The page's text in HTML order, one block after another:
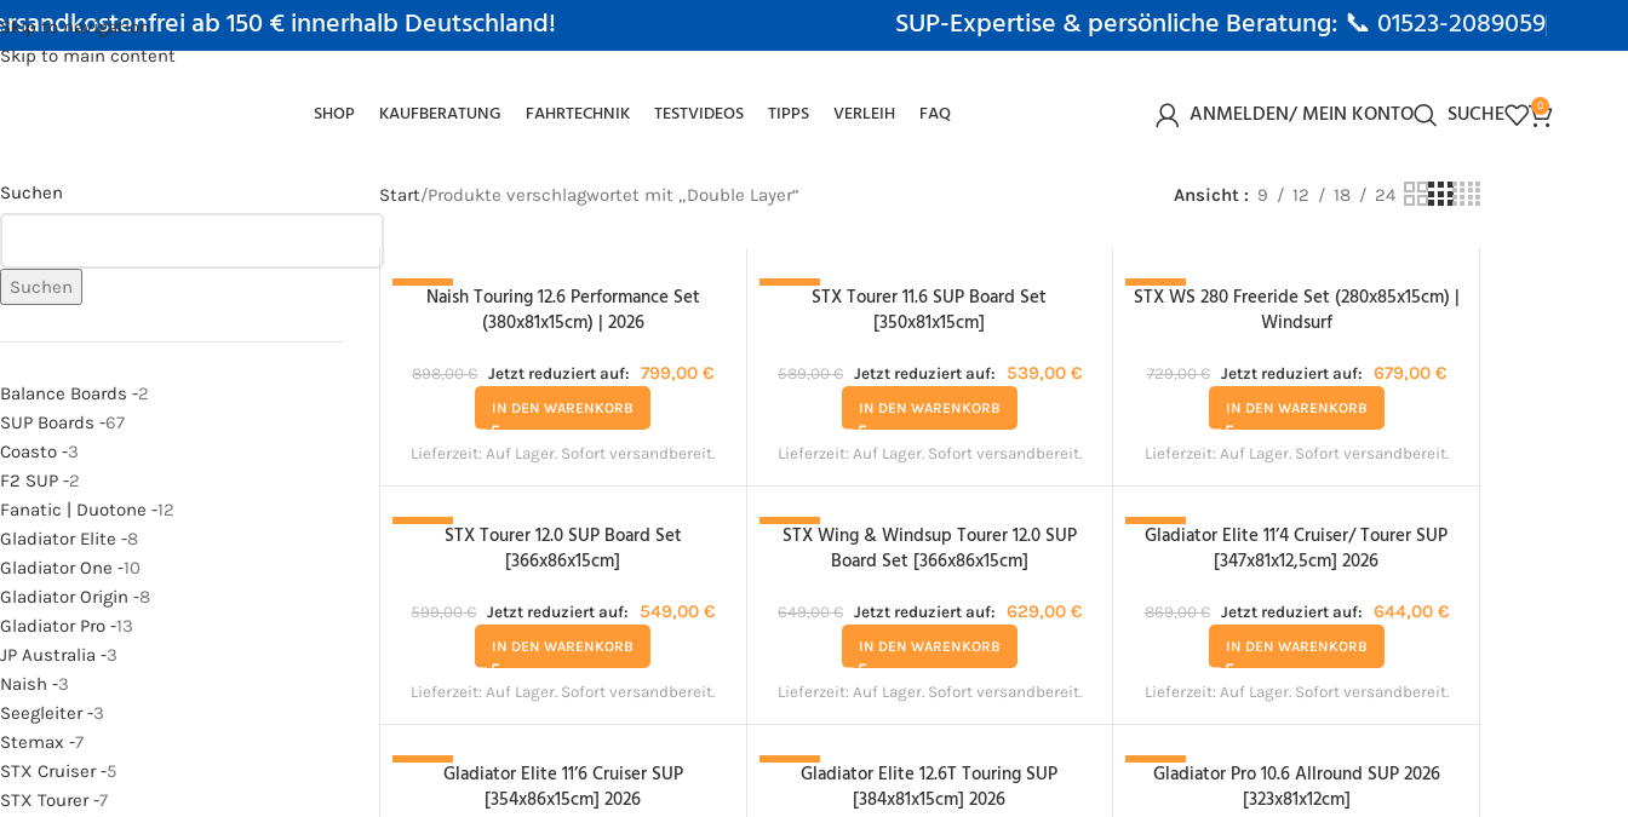
Skip to navigation
Skip to main content
ab 150 € innerhalb Deutschland! SUP-Expertise & persönliche Beratung: 📞 01523-2089059
SHOP KAUFBERATUNG FAHRTECHNIK TESTVIDEOS TIPPS VERLEIH FAQ ANMELDEN/ MEIN KONTO SUCHE 0
Suchen
Suchen
Balance Boards -2
SUP Boards -67
Coasto -3
F2 SUP -2
Fanatic | Duotone -12
Gladiator Elite -8
Gladiator One -10
Gladiator Origin -8
Gladiator Pro -13
JP Australia -3
Naish -3
Seegleiter -3
Stemax -7
STX Cruiser -5
STX Tourer -7
Start Produkte verschlagwortet mit „Double Layer“ Ansicht 9 12 18 24
-11%Naish Touring 12.6 Performance Set
(380x81x15cm) | 2026
898,00€ Jetzt reduziert auf: 799,00€
IN DEN WARENKORB
Lieferzeit: Auf Lager. Sofort versandbereit.
STX Tourer 11.6 SUP Board Set
[350x81x15cm]
589,00€ Jetzt reduziert auf: 539,00 €
IN DEN WARENKORB
Lieferzeit: Auf Lager. Sofort versandbereit.
-7%
STX WS 280 Freeride Set (280x85x15cm) |
Windsurf
729,00€ Jetzt reduziert auf: 679,00 €
IN DEN WARENKORB
Lieferzeit: Auf Lager. Sofort versandbereit.
STX Tourer 12.0 SUP Board Set
[366x86x15cm]
599,00€ Jetzt reduziert auf: 549,00€
IN DEN WARENKORB
Lieferzeit: Auf Lager. Sofort versandbereit.
-3%
STX Wing & Windsup Tourer 12.0 SUP
Board Set [366x86x15cm]
649,00€ Jetzt reduziert auf: 629,00 €
IN DEN WARENKORB
Lieferzeit: Auf Lager. Sofort versandbereit.
-26%
Gladiator Elite 11’4 Cruiser/ Tourer SUP
[347x81x12,5cm] 2026
869,00€ Jetzt reduziert auf: 644,00 €
IN DEN WARENKORB
Lieferzeit: Auf Lager. Sofort versandbereit.
Gladiator Elite 11’6 Cruiser SUP
[354x86x15cm] 2026
-22%Gladiator Elite 12.6T Touring SUP
[384x81x15cm] 2026
-17%
Gladiator Pro 10.6 Allround SUP 2026
[323x81x12cm]